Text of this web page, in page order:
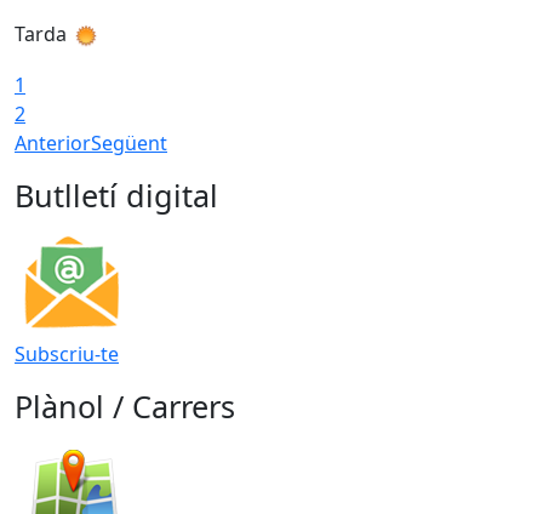
Tarda
1
2
AnteriorSegüent
Butlletí digital
Subscriu-te
Plànol / Carrers